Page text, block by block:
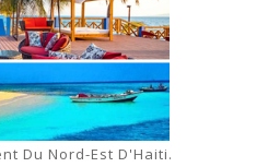
Du Nord-Est D'Haiti.